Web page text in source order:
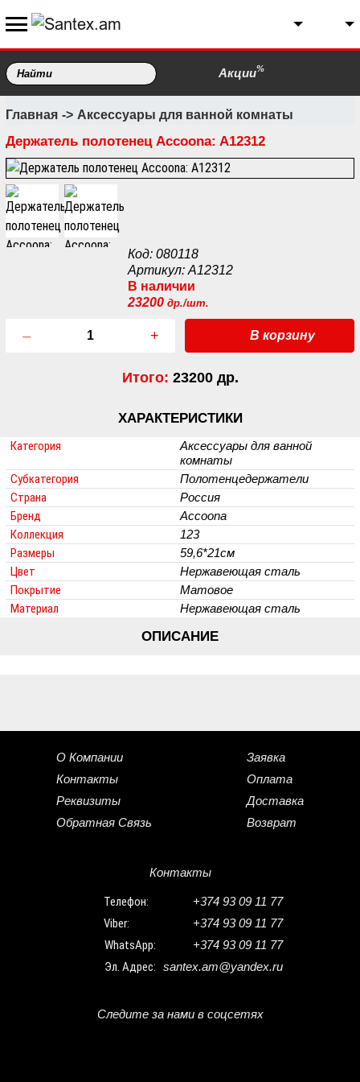
Акции%
Главная Аксессуары для ванной комнаты
Держатель полотенец Accoona: A12312
Код: 080118
Артикул: A12312
В наличии
23200 др./шт.
– + В корзину
Итого: 23200 др.
ХАРАКТЕРИСТИКИ
Категория
Аксессуары для ванной
комнаты
Субкатегория Полотенцедержатели
Страна Россия
Бренд Accoona
Коллекция 123
Размеры 59,6*21см
Цвет Нержавеющая сталь
Покрытие Матовое
Материал Нержавеющая сталь
ОПИСАНИЕ
О Компании
Контакты
Реквизиты
Обратная Связь
Заявка
Оплата
Доставка
Возврат
Контакты
Телефон: +374 93 09 11 77
Viber: +374 93 09 11 77
WhatsApp: +374 93 09 11 77
Эл. Адрес: santex.am@yandex.ru
Следите за нами в соцсетях